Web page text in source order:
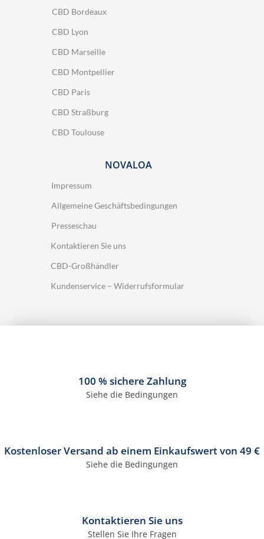
CBD Bordeaux
CBD Lyon
CBD Marseille
CBD Montpellier
CBD Paris
CBD Straßburg
CBD Toulouse
NOVALOA
Impressum
Allgemeine Geschäftsbedingungen
Presseschau
Kontaktieren Sie uns
CBD-Großhändler
Kundenservice – Widerrufsformular
100 % sichere Zahlung
Siehe die Bedingungen
Kostenloser Versand ab einem Einkaufswert von 49 €
Siehe die Bedingungen
Kontaktieren Sie uns
Stellen Sie Ihre Fragen